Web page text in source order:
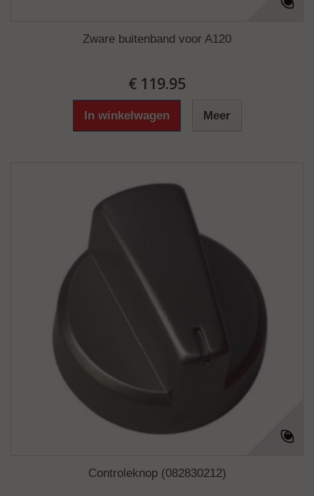
Zware buitenband voor A120
€ 119.95
In winkelwagen Meer
Controleknop (082830212)